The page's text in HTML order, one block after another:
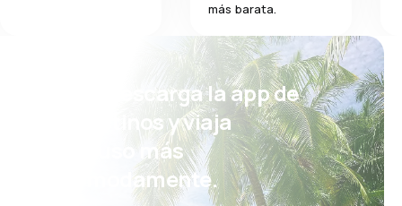
más barata.
¡Eh! Descarga la app de
eDestinos y viaja
incluso más
cómodamente.